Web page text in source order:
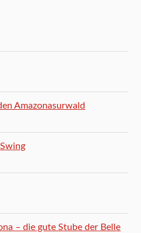
Amazonasurwald
– die gute Stube der Belle